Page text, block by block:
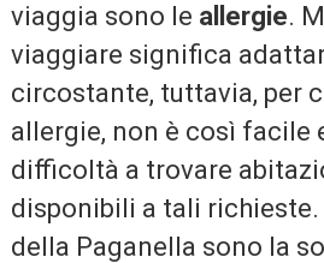
viaggia sono le allergie.
viaggiare significa
circostante, tuttavia, per
allergie, non è così facile
difficoltà a trovare
disponibili a tali richieste.
della Paganella sono la